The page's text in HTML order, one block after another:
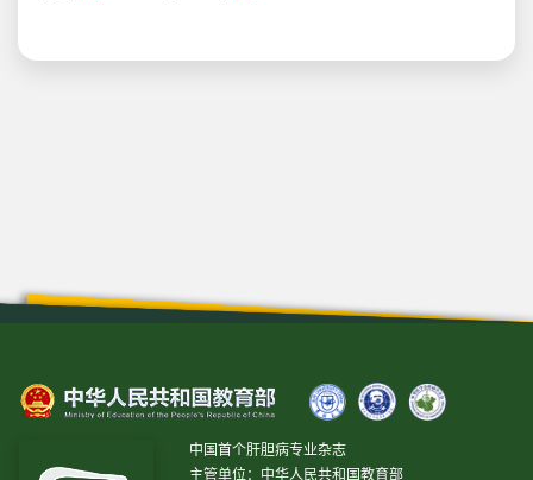
中国首个肝胆病专业杂志
主管单位：中华人民共和国教育部